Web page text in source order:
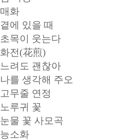
매화
곁에 있을 때
초목이 웃는다
화전(花煎)
느려도 괜찮아
나를 생각해 주오
고무줄 연정
노루귀 꽃
눈물 꽃 사모곡
능소화